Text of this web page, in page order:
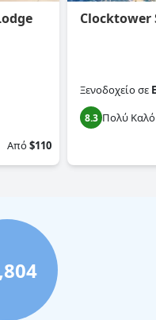
Από$110
Clocktower
Ξενοδοχείοσε
8.3 Πολύ Καλό